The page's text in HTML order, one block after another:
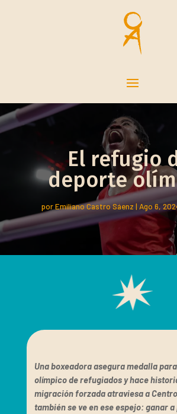
El refugio
deporte
porEmiliano Castro Sáenz | Ago 6,
Una boxeadora asegura medalla
olímpico de refugiados y hace
migración forzada atraviesa a
también se ve en ese espejo: ganar